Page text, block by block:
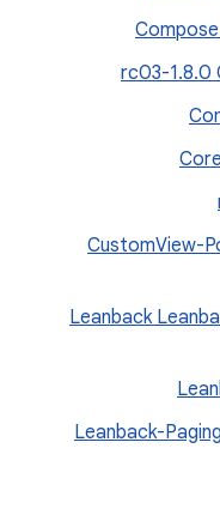
CustomView-
Leanback
Leanback-